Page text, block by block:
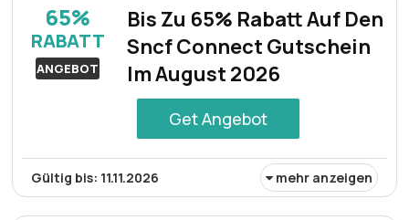
65%
RABATT
ANGEBOT
Bis Zu 65% Rabatt Auf Den
Sncf Connect Gutschein
Im August 2026
Get Angebot
Gültig bis: 11.11.2026 mehr anzeigen